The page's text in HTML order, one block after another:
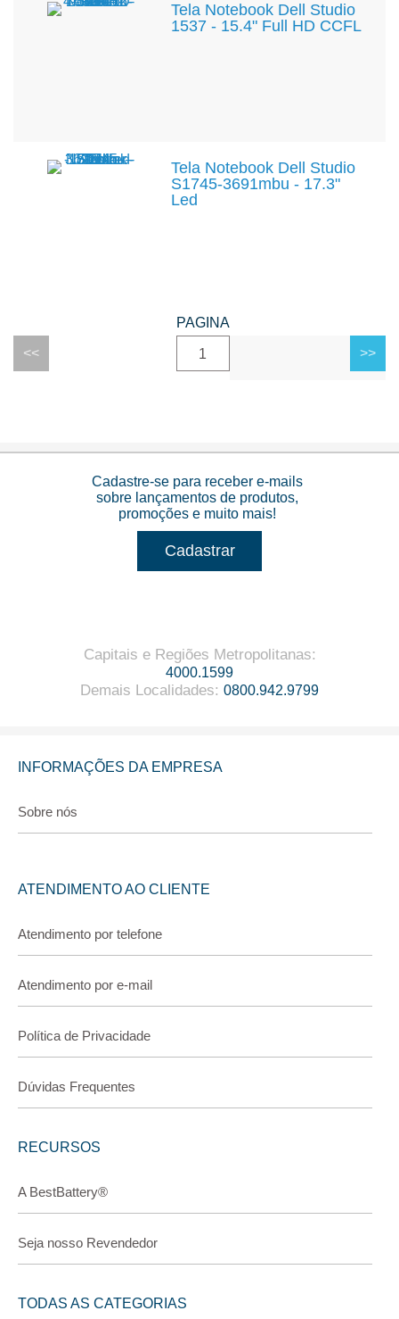
Tela Notebook Dell Studio
1537 - 15.4" Full HD CCFL
Tela Notebook Dell Studio
S1745-3691mbu - 17.3"
Led
1
Cadastre-se para receber e-mails
sobre lançamentos de produtos,
promoções e muito mais!
Cadastrar
Capitais e Regiões Metropolitanas:
4000.1599
Demais Localidades: 0800.942.9799
INFORMAÇÕES DA EMPRESA
Sobre nós
ATENDIMENTO AO CLIENTE
Atendimento por telefone
Atendimento por e-mail
Política de Privacidade
Dúvidas Frequentes
RECURSOS
A BestBattery®
Seja nosso Revendedor
TODAS AS CATEGORIAS